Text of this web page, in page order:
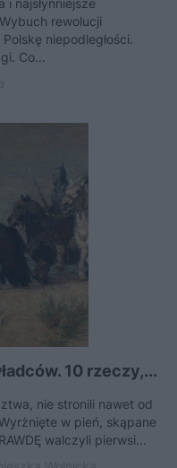
najsłynniejsze
rewolucji
niepodległości.
Co...
10 rzeczy,...
nie stronili nawet od
w pień, skąpane
walczyli pierwsi...